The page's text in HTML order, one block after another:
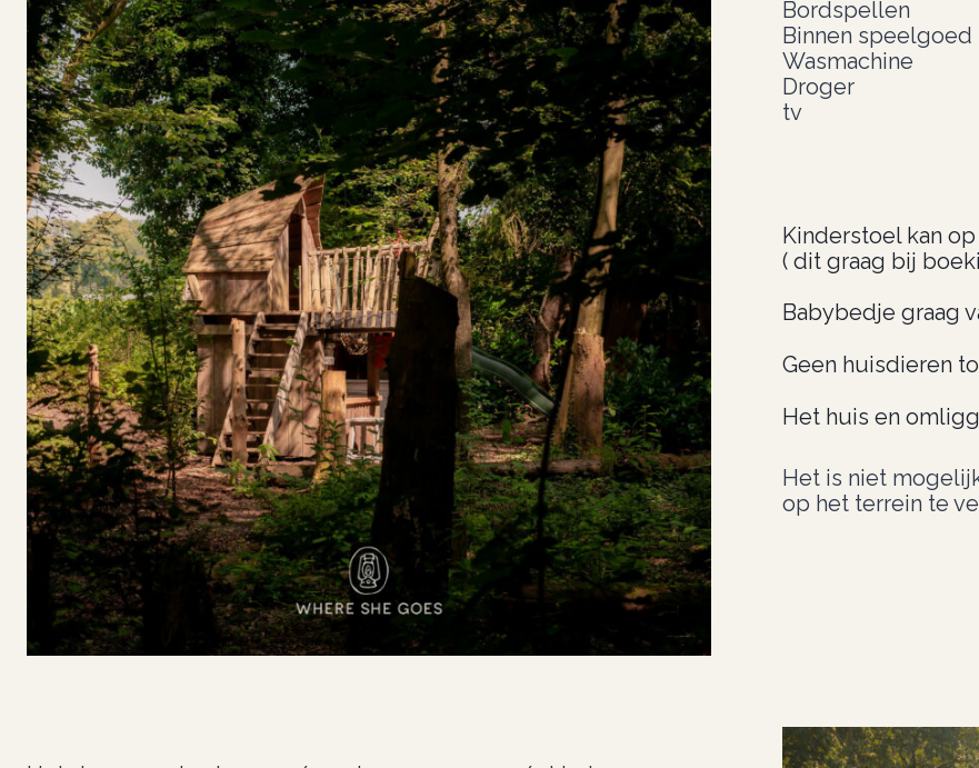
Bordspellen
Binnen speelgoed
Wasmachine
Droger
tv
Kinderstoel kan
( dit graag bij
Babybedje graag
Geen huisdieren
Het huis en
Het is niet
op het terrein te